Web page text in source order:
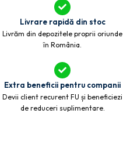
Livrare rapidă din stoc
Livrăm din depozitele proprii oriunde
în România.
Extra beneficii pentru companii
Devii client recurent FU și beneficiezi
de reduceri suplimentare.